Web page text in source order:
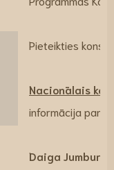
Pieteikties
Nacionālais
informācija par
Daiga